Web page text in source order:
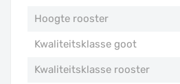
Hoogte rooster
Kwaliteitsklasse goot
Kwaliteitsklasse rooster